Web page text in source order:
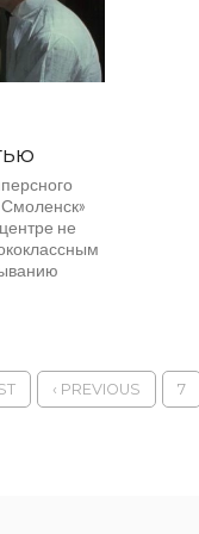
не
‹ PREVIOUS 7